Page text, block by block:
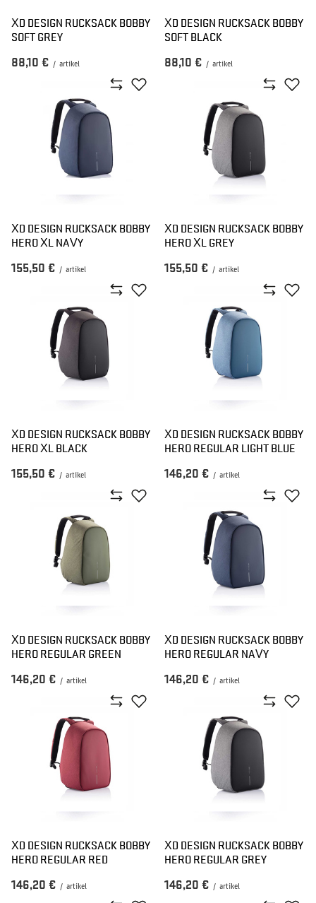
XD DESIGN RUCKSACK BOBBY
SOFT GREY
88,10 € / artikel
XD DESIGN RUCKSACK BOBBY
SOFT BLACK
88,10 € / artikel
XD DESIGN RUCKSACK BOBBY
HERO XL NAVY
155,50 € / artikel
XD DESIGN RUCKSACK BOBBY
HERO XL GREY
155,50 € / artikel
XD DESIGN RUCKSACK BOBBY
HERO XL BLACK
155,50 € / artikel
XD DESIGN RUCKSACK BOBBY
HERO REGULAR LIGHT BLUE
146,20 € / artikel
XD DESIGN RUCKSACK BOBBY
HERO REGULAR GREEN
146,20 € / artikel
XD DESIGN RUCKSACK BOBBY
HERO REGULAR NAVY
146,20 € / artikel
XD DESIGN RUCKSACK BOBBY
HERO REGULAR RED
146,20 € / artikel
XD DESIGN RUCKSACK BOBBY
HERO REGULAR GREY
146,20 € / artikel